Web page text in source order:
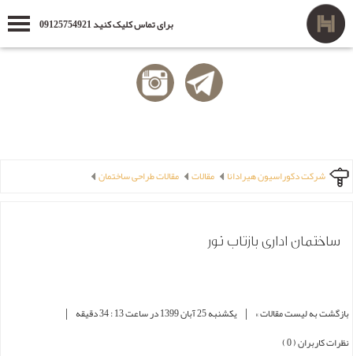
برای تماس کلیک کنید 09125754921
شرکت دکوراسیون هیرادانا مقالات مقالات طراحی ساختمان
ساختمان اداری بازتاب نور
بازگشت به لیست مقالات » | یکشنبه 25 آبان 1399 در ساعت 13 : 34 دقیقه |
نظرات کاربران ( 0 )